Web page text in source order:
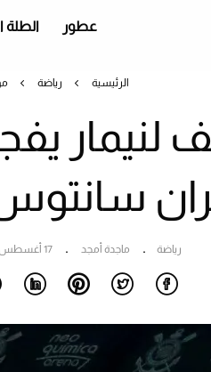
عطور الطلة
الرئيسية رياضة
رياضة ماجدة أمجد 17 أغسطس 2025